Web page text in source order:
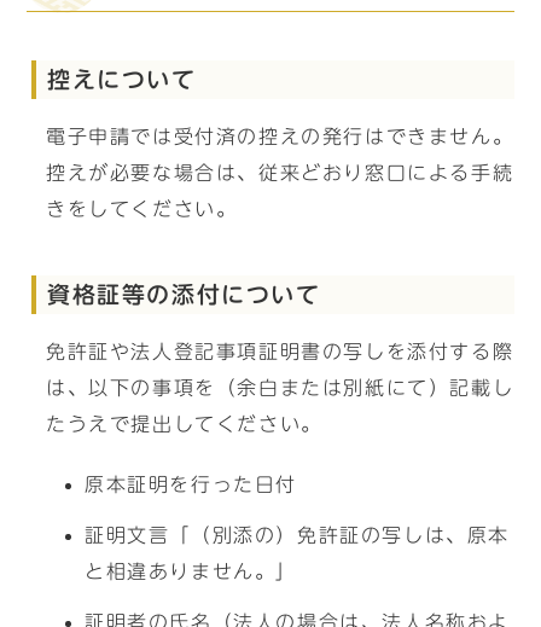
控えについて
電子申請では受付済の控えの発行はできません。
控えが必要な場合は、従来どおり窓口による手続
きをしてください。
資格証等の添付について
免許証や法人登記事項証明書の写しを添付する際
は、以下の事項を（余白または別紙にて）記載し
たうえで提出してください。
原本証明を行った日付
証明文言「（別添の）免許証の写しは、原本
と相違ありません。」
証明者の氏名（法人の場合は、法人名称およ